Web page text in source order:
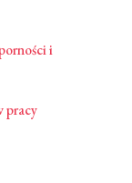
i
pracy